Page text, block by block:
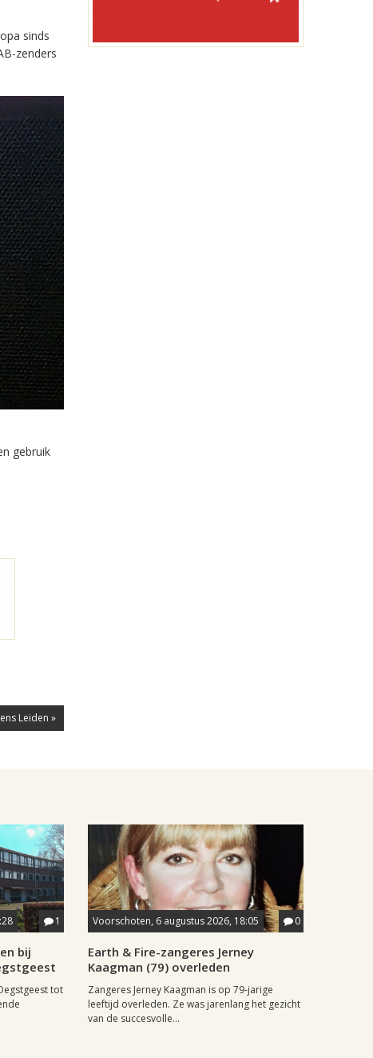
sinds
zenders
gebruik
Leiden »
1
bij
tot
Voorschoten, 6 augustus 2026, 18:05 0
Earth & Fire-zangeres Jerney
Kaagman (79) overleden
Zangeres Jerney Kaagman is op 79-jarige
leeftijd overleden. Ze was jarenlang het gezicht
van de succesvolle...